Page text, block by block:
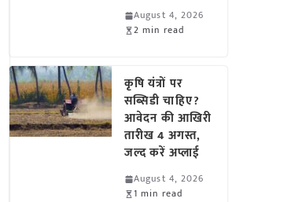
August 4, 2026
2 min read
कृषि यंत्रों पर
सब्सिडी चाहिए?
आवेदन की आखिरी
तारीख 4 अगस्त,
जल्द करें अप्लाई
August 4, 2026
1 min read